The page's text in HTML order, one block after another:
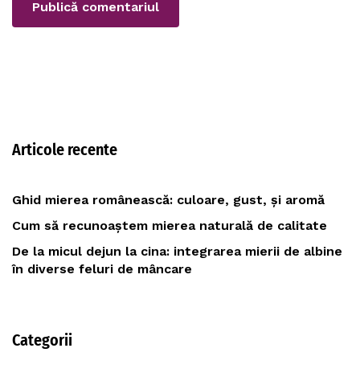
Articole recente
Ghid mierea românească: culoare, gust, și aromă
Cum să recunoaștem mierea naturală de calitate
De la micul dejun la cina: integrarea mierii de albine
în diverse feluri de mâncare
Categorii